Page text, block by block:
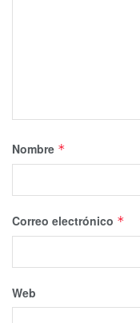
Nombre *
Correo electrónico *
Web